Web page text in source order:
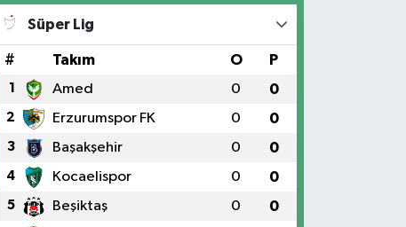
Süper Lig
# Takım O P
1 Amed 0 0
2 Erzurumspor FK 0 0
3 Başakşehir 0 0
4 Kocaelispor 0 0
5 Beşiktaş 0 0